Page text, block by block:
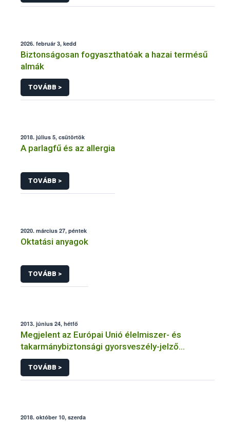
2026. február 3, kedd
Biztonságosan fogyaszthatóak a hazai termésű
almák
TOVÁBB >
2018. július 5, csütörtök
A parlagfű és az allergia
TOVÁBB >
2020. március 27, péntek
Oktatási anyagok
TOVÁBB >
2013. június 24, hétfő
Megjelent az Európai Unió élelmiszer- és
takarmánybiztonsági gyorsveszély-jelző
rendszerének éves jelentése
TOVÁBB >
2018. október 10, szerda